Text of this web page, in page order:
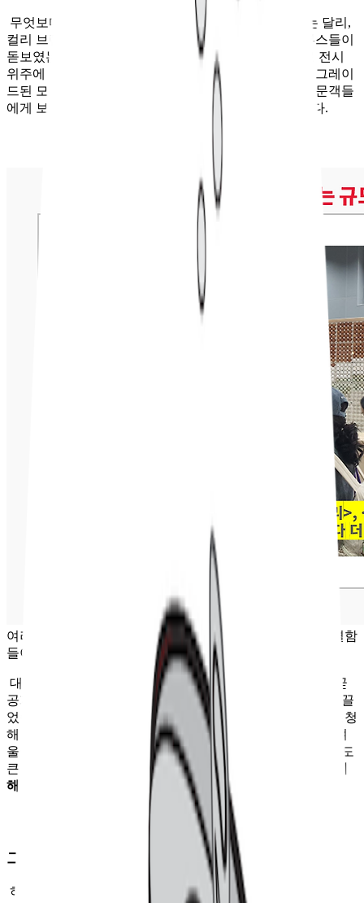
무엇보다 올해 컬리푸드페스타는 컬리뷰티페스타와는 달리,
컬리 브랜드 자체를 적극적으로 알리기 위해 기획된 부스들이
돋보였는데요. 작년에도 유사한 부스가 있었지만, 주로 전시
위주에 그쳤다면, 이번에는 콘텐츠를 강화하며 한층 업그레이
드된 모습을 보였습니다. 체험형 요소가 더해지면서 방문객들
에게 보다 적극적인 참여를 유도한 것이 특징이었습니다.
여러모로 규모와 화려함은 커졌지만, 그러다 보니 운영적 결함
들이 일부 눈에 띄기도 했습니다
대형 브랜드 부스 중에서는 비비고가 가장 돋보였는데요. 곧
공개되는 오징어 게임을 활용한 기획이 관람객들의 관심을 끌
었습니다. 이뿐 아니라 프레시지 부스에서는 유명 셰프를 초청
해 직접 요리 시연을 선보이며 색다른 경험을 제공했고요. 겨
울이라는 시즌에 맞춰 보물섬에서 방어회 시식을 선보인 것도
큰 호응을 얻었습니다.
이처럼 먹거리와 체험 모두 작년에 비
해 한 단계 진화했다는 느낌을 받을 수 있었습니다.
그런데 웬일인지 불만이 상당합니다
하지만 규모를 확장한 데 비해 방문객들의 경험은 오히려 부